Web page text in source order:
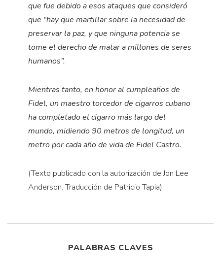
que fue debido a esos ataques que consideró
que “hay que martillar sobre la necesidad de
preservar la paz, y que ninguna potencia se
tome el derecho de matar a millones de seres
humanos”.
Mientras tanto, en honor al cumpleaños de
Fidel, un maestro torcedor de cigarros cubano
ha completado el cigarro más largo del
mundo, midiendo 90 metros de longitud, un
metro por cada año de vida de Fidel Castro.
(Texto publicado con la autorización de Jon Lee
Anderson. Traducción de Patricio Tapia)
PALABRAS CLAVES